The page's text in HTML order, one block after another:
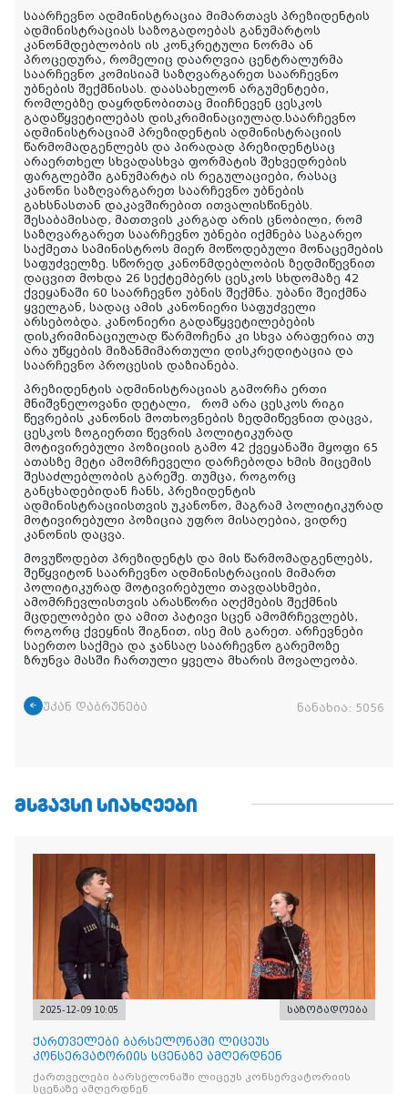
საარჩევნო ადმინისტრაცია მიმართავს პრეზიდენტის
ადმინისტრაციას საზოგადოებას განუმარტოს
კანონმდებლობის ის კონკრეტული ნორმა ან
პროცედურა, რომელიც დაარღვია ცენტრალურმა
საარჩევნო კომისიამ საზღვარგარეთ საარჩევნო
უბნების შექმნისას. დაასახელონ არგუმენტები,
რომლებზე დაყრდნობითაც მიიჩნევენ ცესკოს
გადაწყვეტილებას დისკრიმინაციულად.საარჩევნო
ადმინისტრაციამ პრეზიდენტის ადმინისტრაციის
წარმომადგენლებს და პირადად პრეზიდენტსაც
არაერთხელ სხვადასხვა ფორმატის შეხვედრების
ფარგლებში განუმარტა ის რეგულაციები, რასაც
კანონი საზღვარგარეთ საარჩევნო უბნების
გახსნასთან დაკავშირებით ითვალისწინებს.
შესაბამისად, მათთვის კარგად არის ცნობილი, რომ
საზღვარგარეთ საარჩევნო უბნები იქმნება საგარეო
საქმეთა სამინისტროს მიერ მოწოდებული მონაცემების
საფუძველზე. სწორედ კანონმდებლობის ზედმიწევნით
დაცვით მოხდა 26 სექტემბერს ცესკოს სხდომაზე 42
ქვეყანაში 60 საარჩევნო უბნის შექმნა. უბანი შეიქმნა
ყველგან, სადაც ამის კანონიერი საფუძველი
არსებობდა. კანონიერი გადაწყვეტილებების
დისკრიმინაციულად წარმოჩენა კი სხვა არაფერია თუ
არა უწყების მიზანმიმართული დისკრედიტაცია და
საარჩევნო პროცესის დაზიანება.
პრეზიდენტის ადმინისტრაციას გამორჩა ერთი
მნიშვნელოვანი დეტალი,
რომ არა ცესკოს რიგი
წევრების კანონის მოთხოვნების ზედმიწევნით დაცვა,
ცესკოს ზოგიერთი წევრის პოლიტიკურად
მოტივირებული პოზიციის გამო 42 ქვეყანაში მყოფი 65
ათასზე მეტი ამომრჩეველი დარჩებოდა ხმის მიცემის
შესაძლებლობის გარეშე. თუმცა, როგორც
განცხადებიდან ჩანს, პრეზიდენტის
ადმინისტრაციისთვის უკანონო, მაგრამ პოლიტიკურად
მოტივირებული პოზიცია უფრო მისაღებია, ვიდრე
კანონის დაცვა.
მოვუწოდებთ პრეზიდენტს და მის წარმომადგენლებს,
შეწყვიტონ საარჩევნო ადმინისტრაციის მიმართ
პოლიტიკურად მოტივირებული თავდასხმები,
ამომრჩევლისთვის არასწორი აღქმების შექმნის
მცდელობები და ამით პატივი სცენ ამომრჩევლებს,
როგორც ქვეყნის შიგნით, ისე მის გარეთ. არჩევნები
საერთო საქმეა და ჯანსაღ საარჩევნო გარემოზე
ზრუნვა მასში ჩართული ყველა მხარის მოვალეობა.
უკან დაბრუნება ნანახია: 5056
ᲛᲡᲒᲐᲕᲡᲘ ᲡᲘᲐᲮᲚᲔᲔᲑᲘ
2025-12-09 10:05 საზოგადოება
ქართველები ბარსელონაში ლიცეუს
კონსერვატორიის სცენაზე ამღერდნენ
ქართველები ბარსელონაში ლიცეუს კონსერვატორიის
სცენაზე ამღერდნენ